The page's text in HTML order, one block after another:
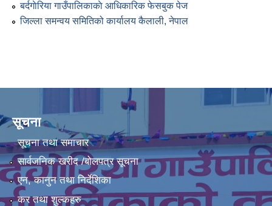
बर्दगाेरिया गाउँपालिकाकाे आधिकारिक फेसबुक पेज
जिल्ला समन्वय समितिको कार्यालय कैलाली, नेपाल
सूचना
सूचना तथा समाचार
सार्वजनिक खरीद /बोलपत्र सूचना
एन, कानुन तथा निर्देशिका
कर तथा शुल्कहरु